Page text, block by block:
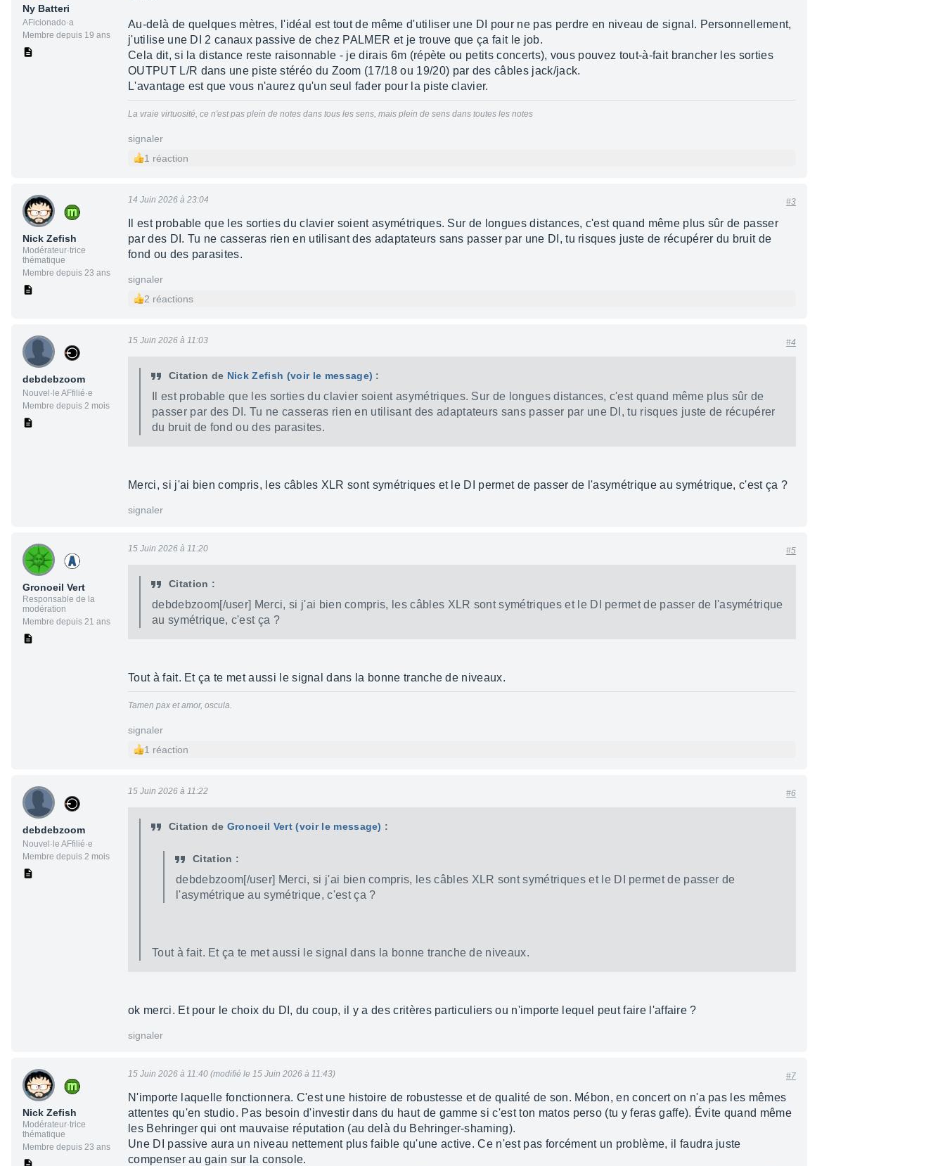
Ny Batteri
AFicionado·a
Membre depuis 19 ans
Au-delà de quelques mètres, l'idéal est tout de même d'utiliser une DI pour ne pas perdre en niveau de signal. Personnellement,
j'utilise une DI 2 canaux passive de chez PALMER et je trouve que ça fait le job.
Cela dit, si la distance reste raisonnable - je dirais 6m (répète ou petits concerts), vous pouvez tout-à-fait brancher les sorties
OUTPUT L/R dans une piste stéréo du Zoom (17/18 ou 19/20) par des câbles jack/jack.
L'avantage est que vous n'aurez qu'un seul fader pour la piste clavier.
La vraie virtuosité, ce n'estpas plein de notes dans tous les sens , mais plein de sens dans toutes les notes
signaler
1 réaction
Nick Zefish
Modérateur·trice
thématique
Membre depuis 23 ans
14 Juin 2026 à 23:04 #3
Il est probable que les sorties du clavier soient asymétriques. Sur de longues distances, c'est quand même plus sûr de passer
par des DI. Tu ne casseras rien en utilisant des adaptateurs sans passer par une DI, tu risques juste de récupérer du bruit de
fond ou des parasites.
signaler
2 réactions
debdebzoom
Nouvel·le AFfilié·e
Membre depuis 2 mois
15 Juin 2026 à 11:03 #4
Citation de Nick Zefish (voir le message) :
Il est probable que les sorties du clavier soient asymétriques. Sur de longues distances, c'est quand même plus sûr de
passer par des DI. Tu ne casseras rien en utilisant des adaptateurs sans passer par une DI, tu risques juste de récupérer
du bruit de fond ou des parasites.
Merci, si j'ai bien compris, les câbles XLR sont symétriques et le DI permet de passer de l'asymétrique au symétrique, c'est ça ?
signaler
Gronoeil Vert
Responsable de la
modération
Membre depuis 21 ans
15 Juin 2026 à 11:20 #5
Citation :
debdebzoom[/user] Merci, si j'ai bien compris, les câbles XLR sont symétriques et le DI permet de passer de l'asymétrique
au symétrique, c'est ça ?
Tout à fait. Et ça te met aussi le signal dans la bonne tranche de niveaux.
Tamen pax et amor, oscula.
signaler
1 réaction
debdebzoom
Nouvel·le AFfilié·e
Membre depuis 2 mois
15 Juin 2026 à 11:22 #6
Citation de Gronoeil Vert (voir le message) :
Citation :
debdebzoom[/user] Merci, si j'ai bien compris, les câbles XLR sont symétriques et le DI permet de passer de
l'asymétrique au symétrique, c'est ça ?
Tout à fait. Et ça te met aussi le signal dans la bonne tranche de niveaux.
ok merci. Et pour le choix du DI, du coup, il y a des critères particuliers ou n'importe lequel peut faire l'affaire ?
signaler
Nick Zefish
Modérateur·trice
thématique
Membre depuis 23 ans
15 Juin 2026 à 11:40 (modifié le 15 Juin 2026 à 11:43) #7
N'importe laquelle fonctionnera. C'est une histoire de robustesse et de qualité de son. Mébon, en concert on n'a pas les mêmes
attentes qu'en studio. Pas besoin d'investir dans du haut de gamme si c'est ton matos perso (tu y feras gaffe). Évite quand même
les Behringer qui ont mauvaise réputation (au delà du Behringer-shaming).
Une DI passive aura un niveau nettement plus faible qu'une active. Ce n'est pas forcément un problème, il faudra juste
compenser au gain sur la console.